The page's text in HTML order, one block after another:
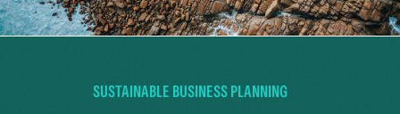
SUSTAINABLE BUSINESS PLANNING